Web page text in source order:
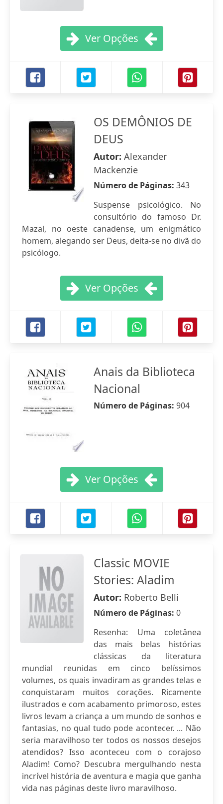
Ver Opções
OS DEMÔNIOS DE
DEUS
Autor: Alexander
Mackenzie
Número de Páginas: 343
Suspense psicológico. No
consultório do famoso Dr.
Mazal, no oeste canadense, um enigmático
homem, alegando ser Deus, deita-se no divã do
psicólogo.
Ver Opções
Anais da Biblioteca
Nacional
Número de Páginas: 904
Ver Opções
Classic MOVIE
Stories: Aladim
Autor: Roberto Belli
Número de Páginas: 0
Resenha: Uma coletânea
das mais belas histórias
clássicas da literatura
mundial reunidas em cinco belíssimos
volumes, os quais invadiram as grandes telas e
conquistaram muitos corações. Ricamente
ilustrados e com acabamento primoroso, estes
livros levam a criança a um mundo de sonhos e
fantasias, no qual tudo pode acontecer. ... Não
seria maravilhoso ter todos os nossos desejos
atendidos? Isso aconteceu com o corajoso
Aladim! Como? Descubra mergulhando nesta
incrível história de aventura e magia que ganha
vida nas páginas deste livro maravilhoso.